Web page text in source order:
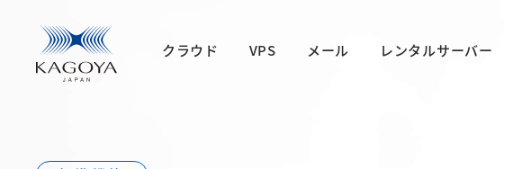
クラウド VPS メール レンタルサーバー